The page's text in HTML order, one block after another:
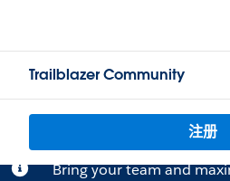
Trailblazer Community
注册
Bring your team and